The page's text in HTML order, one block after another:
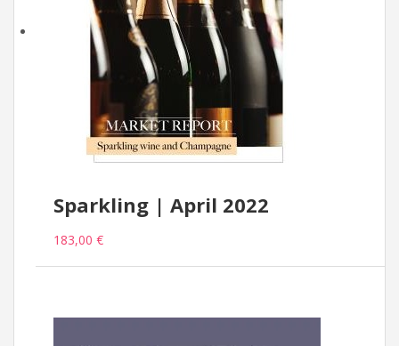
Sparkling | April 2022
183,00 €